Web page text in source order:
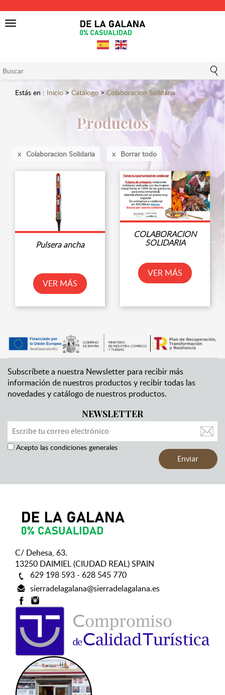
Toggle
Estás en : Inicio > Catálogo >Colaboracion Solidaria
Productos
Colaboracion Solidaria Borrar todo
Pulsera ancha
VER MÁS
COLABORACION
SOLIDARIA
VER MÁS
Subscríbete a nuestra Newsletter para recibir más
información de nuestros productos y recibir todas las
novedades y catálogo de nuestros productos.
NEWSLETTER
Acepto las condiciones generales
C/ Dehesa, 63.
13250 DAIMIEL (CIUDAD REAL) SPAIN
629 198 593 - 628 545 770
sierradelagalana@sierradelagalana.es